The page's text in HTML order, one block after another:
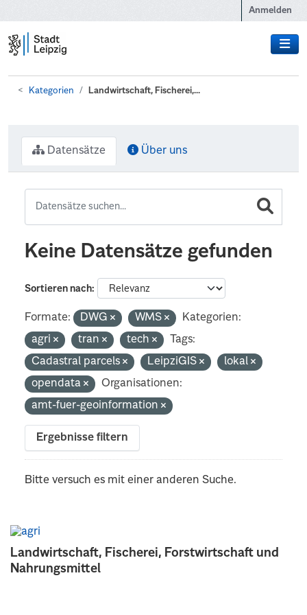
Anmelden
Kategorien Landwirtschaft, Fischerei,...
Landwirtschaft, Fischerei, Forstwirtschaft und
Nahrungsmittel
Datensätze Über uns
Keine Datensätze gefunden
Sortieren nach
Formate: DWG WMS
Kategorien:
agri
tran tech
Tags:
Cadastral parcels
LeipziGIS
lokal
opendata
Organisationen:
amt-fuer-geoinformation
Ergebnisse filtern
Bitte versuch es mit einer anderen Suche.